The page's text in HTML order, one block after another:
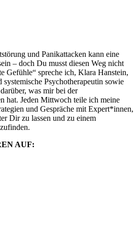
und Panikattacken kann eine
– doch Du musst diesen Weg nicht
Gefühle“ spreche ich, Klara Hanstein,
Psychotherapeutin sowie
was mir bei der
hat. Jeden Mittwoch teile ich meine
und Gespräche mit Expert*innen,
Dir zu lassen und zu einem
AUF: